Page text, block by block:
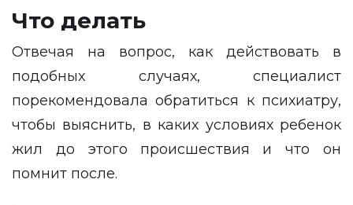
Что делать
Отвечая на вопрос, как действовать в
подобных случаях, специалист
порекомендовала обратиться к психиатру,
чтобы выяснить, в каких условиях ребенок
жил до этого происшествия и что он
помнит после.